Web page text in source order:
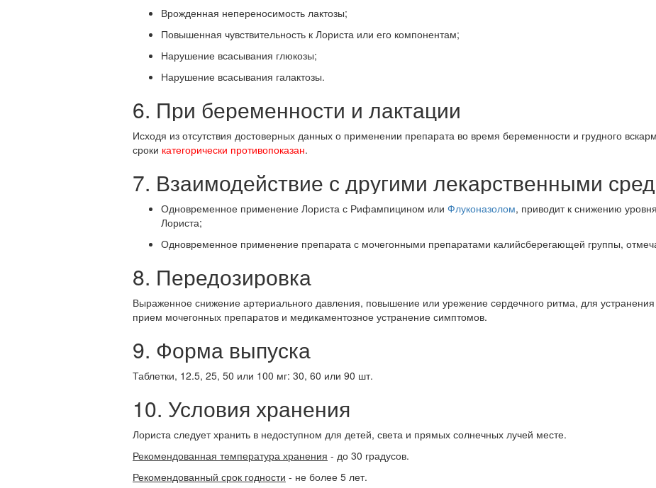
Врожденная непереносимость лактозы;
Повышенная чувствительность к Лориста или его компонентам;
Нарушение всасывания глюкозы;
Нарушение всасывания галактозы.
6. При беременности и лактации
Исходя из отсутствия достоверных данных о применении препарата во время беременности и грудного
сроки категорически противопоказан.
7. Взаимодействие с другими лекарственными
Одновременное применение Лориста с Рифампицином или Флуконазолом, приводит к снижению
Лориста;
Одновременное применение препарата с мочегонными препаратами калийсберегающей группы,
8. Передозировка
Выраженное снижение артериального давления, повышение или урежение сердечного ритма, для
прием мочегонных препаратов и медикаментозное устранение симптомов.
9. Форма выпуска
Таблетки, 12.5, 25, 50 или 100 мг: 30, 60 или 90 шт.
10. Условия хранения
Лориста следует хранить в недоступном для детей, света и прямых солнечных лучей месте.
Рекомендованная температура хранения - до 30 градусов.
Рекомендованный срок годности - не более 5 лет.